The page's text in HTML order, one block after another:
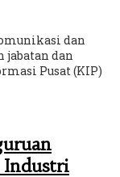
dan
jabatan dan
Pusat (KIP)
Industri